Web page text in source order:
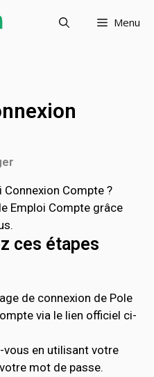
Menu
Compte ?
Emploi Compte grâce
ces étapes
de connexion de Pole
via le lien officiel ci-
vous en utilisant votre
mot de passe.